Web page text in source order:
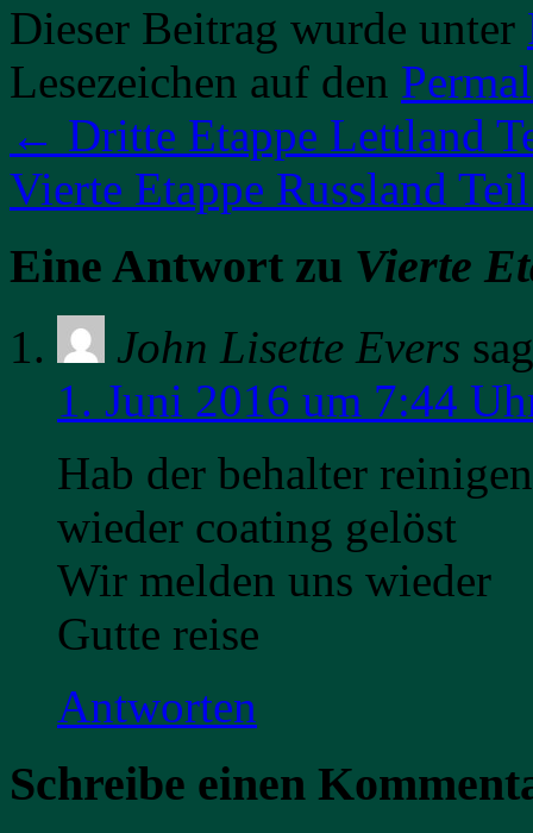
Dieser Beitrag wurde unter
Lesezeichen auf den
← Dritte Etappe Lettland
Vierte Etappe Russland
Eine Antwort zu Vierte
John Lisette Evers
1. Juni 2016 um 7:44
Hab der behalter
wieder coating gelöst
Wir melden uns wieder
Gutte reise
Antworten
Schreibe einen